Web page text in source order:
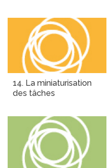
14. La miniaturisation
des tâches